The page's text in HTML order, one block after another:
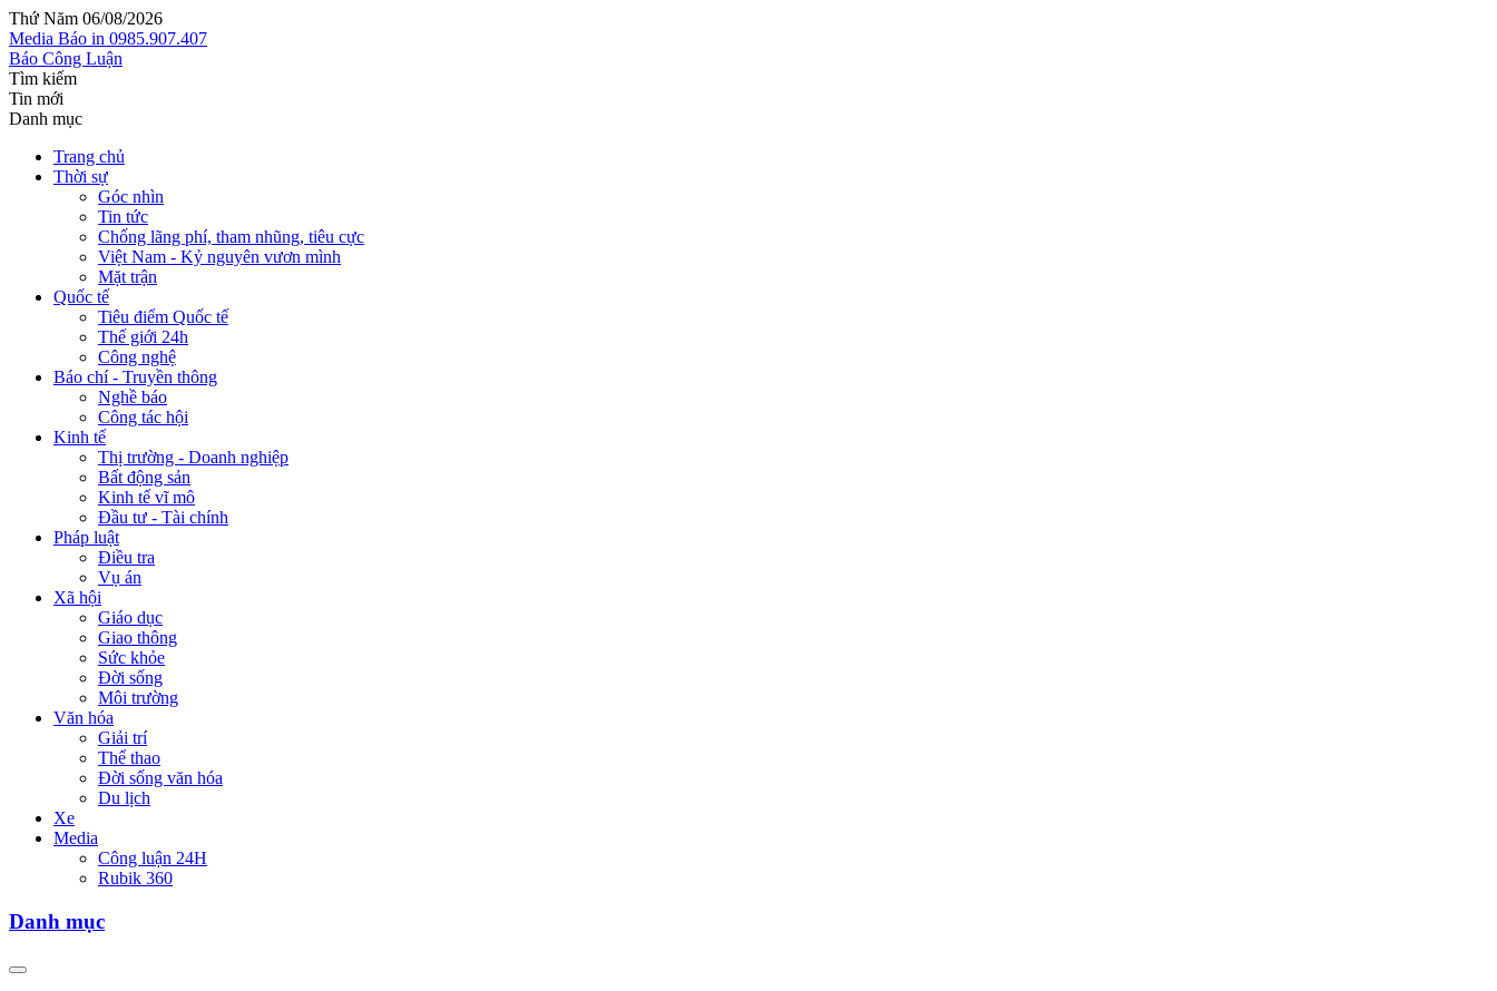
Thứ Năm 06/08/2026
Media Báo in 0985.907.407
Báo Công Luận
Tìm kiếm
Tin mới
Danh mục
Trang chủ
Thời sự
Góc nhìn
Tin tức
Chống lãng phí, tham nhũng, tiêu cực
Việt Nam - Kỷ nguyên vươn mình
Mặt trận
Quốc tế
Tiêu điểm Quốc tế
Thế giới 24h
Công nghệ
Báo chí - Truyền thông
Nghề báo
Công tác hội
Kinh tế
Thị trường - Doanh nghiệp
Bất động sản
Kinh tế vĩ mô
Đầu tư - Tài chính
Pháp luật
Điều tra
Vụ án
Xã hội
Giáo dục
Giao thông
Sức khỏe
Đời sống
Môi trường
Văn hóa
Giải trí
Thể thao
Đời sống văn hóa
Du lịch
Xe
Media
Công luận 24H
Rubik 360
Danh mục